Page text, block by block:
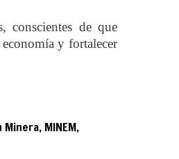
conscientes de que
y fortalecer
Minera, MINEM,